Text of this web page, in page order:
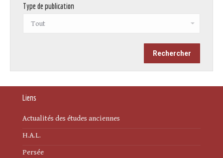
Type de publication
Liens
Actualités des études anciennes
H.A.L.
Persée